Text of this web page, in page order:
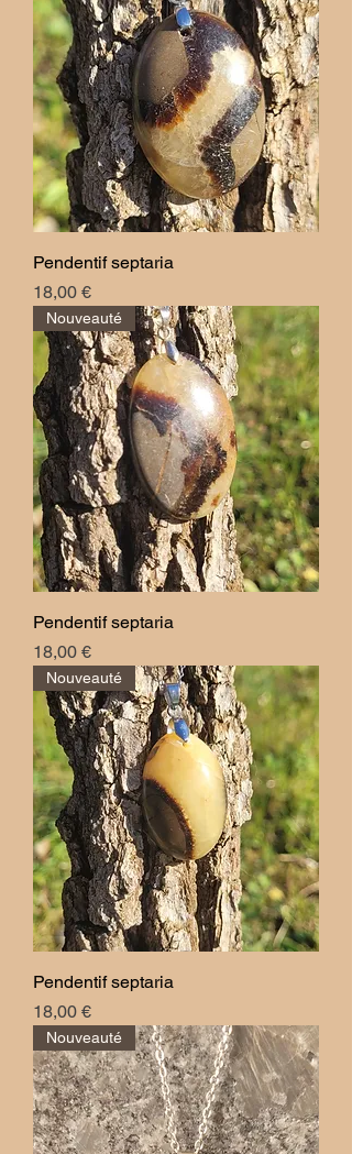
Pendentif septaria
Prix
18,00 €
Nouveauté
Pendentif septaria
Prix
18,00 €
Nouveauté
Pendentif septaria
Prix
18,00 €
Nouveauté